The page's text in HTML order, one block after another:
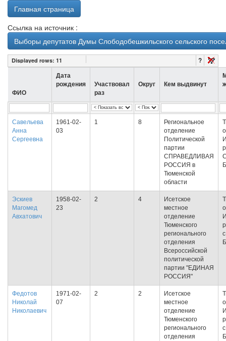
Главная страница
Ссылка на источник :
Выборы депутатов Думы Слободобешкильского сельского
Displayed rows: 11 ?
ФИО
Дата
рождения
Участвовал
раз
Округ Кем выдвинут
Савельева
Анна
Сергеевна
1961-02-
03
1 8
Региональное
отделение
Политической
партии
СПРАВЕДЛИВАЯ
РОССИЯ в
Тюменской
области
Эскиев
Магомед
Авхатович
1958-02-
23
2 4
Исетское
местное
отделение
Тюменского
регионального
отделения
Всероссийской
политической
партии "ЕДИНАЯ
РОССИЯ"
Федотов
Николай
Николаевич
1971-02-
07
2 2
Исетское
местное
отделение
Тюменского
регионального
отделения